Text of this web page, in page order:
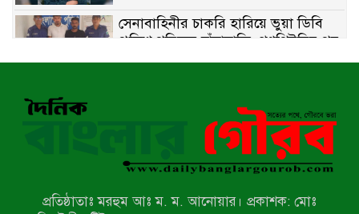
সেনাবাহিনীর চাকরি হারিয়ে ভুয়া ডিবি
পুলিশ পরিচয়ে চাঁদাবাজি, গণপিটুনির পর
কারাগারে প্রতারক।
প্রথম স্থান অর্জন; সংস্কৃতি অঙ্গনেও রয়েছে
তাঁর বহুমুখী প্রতিভা!
আওয়ামী সন্ত্রাসীদের দ্রুত গ্রেফতার ও
বিচারের দাবিতে নীলফামারীতে বিক্ষোভ ও
প্রতিষ্ঠাতাঃ মরহুম আঃ ম. ম. আনোয়ার। প্রকাশক: মোঃ